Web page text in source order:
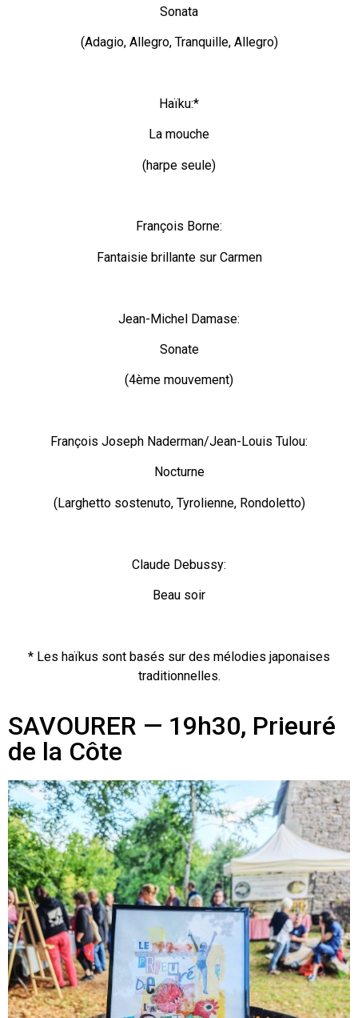
Sonata
(Adagio, Allegro, Tranquille, Allegro)
Haïku:*
La mouche
(harpe seule)
François Borne:
Fantaisie brillante sur Carmen
Jean-Michel Damase:
Sonate
(4ème mouvement)
François Joseph Naderman/Jean-Louis Tulou:
Nocturne
(Larghetto sostenuto, Tyrolienne, Rondoletto)
Claude Debussy:
Beau soir
* Les haïkus sont basés sur des mélodies japonaises
traditionnelles.
SAVOURER — 19h30, Prieuré
de la Côte